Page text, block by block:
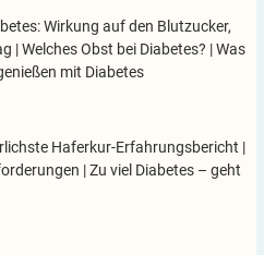
Wirkung auf den Blutzucker,
|Welches Obst bei Diabetes? |Was
mit Diabetes
Haferkur-Erfahrungsbericht |
|Zu viel Diabetes – geht